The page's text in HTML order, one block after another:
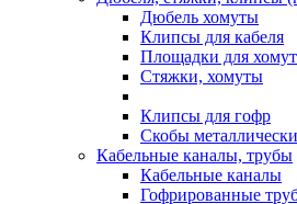
Дюбель хомуты
Клипсы для кабеля
Площадки для
Стяжки, хомуты
Клипсы для гофр
Скобы
Кабельные каналы, трубы
Кабельные каналы
Гофрированные